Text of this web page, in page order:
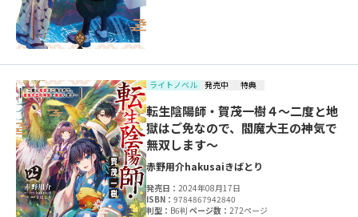
ライトノベル 発売中 特典
転生陰陽師・賀茂一樹４～二度と地
獄はご免なので、閻魔大王の神気で
無双します～
赤野用介hakusaiきばとり
発売日：2024年08月17日
ISBN：9784867942840
判型： B6判ページ数：272ページ